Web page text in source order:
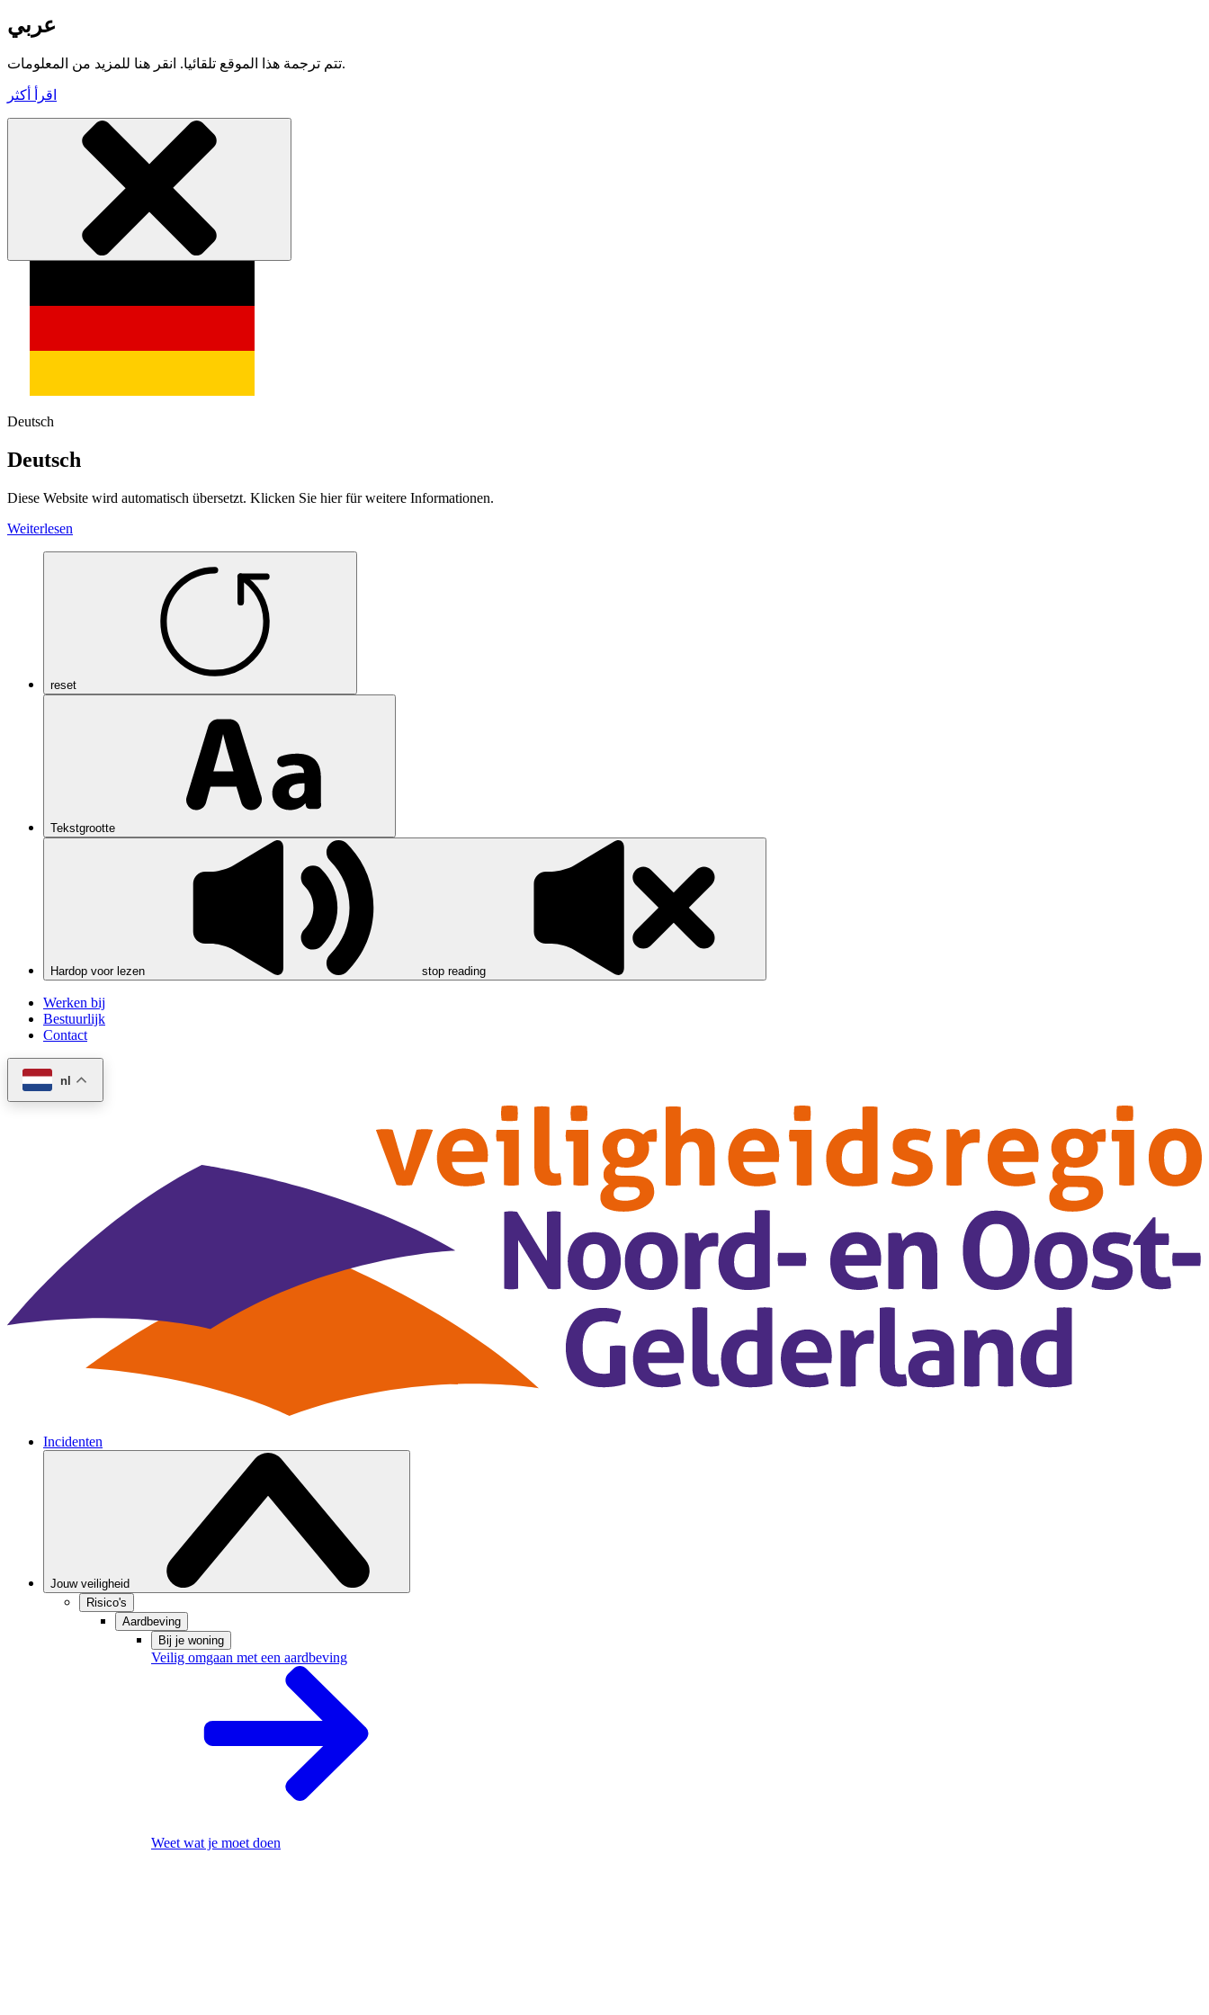
عربي
تتم ترجمة هذا الموقع تلقائيا. انقر هنا للمزيد من المعلومات.
اقرأ أكثر
Deutsch
Deutsch
Diese Website wird automatisch übersetzt. Klicken Sie hier für weitere Informationen.
Weiterlesen
reset
Tekstgrootte
Hardop voor lezen stop reading
Werken bij
Bestuurlijk
Contact
nl
Incidenten
Jouw veiligheid
Risico's
Aardbeving
Bij je woning
Veilig omgaan met een aardbeving
Weet wat je moet doen